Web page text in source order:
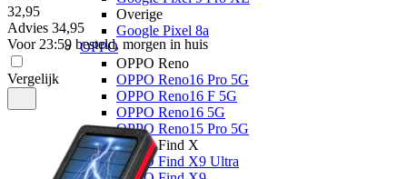
Overige
Google Pixel 8a
OPPO
OPPO Reno
OPPO Reno16 Pro 5G
OPPO Reno16 F 5G
OPPO Reno16 5G
OPPO Reno15 Pro 5G
OPPO Find X
OPPO Find X9 Ultra
32,95
Advies 34,95
Voor 23:59 besteld, morgen in huis
Vergelijk